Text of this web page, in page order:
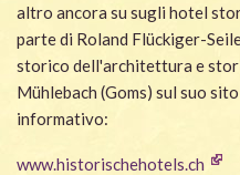
altro ancora su sugli hotel
parte di Roland Flückiger-
storico dell'architettura e
Mühlebach (Goms) sul suo
informativo:
www.historischehotels.ch